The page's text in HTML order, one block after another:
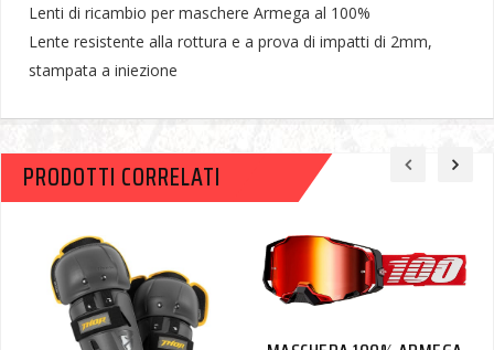
Lenti di ricambio per maschere Armega al 100%
Lente resistente alla rottura e a prova di impatti di 2mm,
stampata a iniezione
PRODOTTI CORRELATI